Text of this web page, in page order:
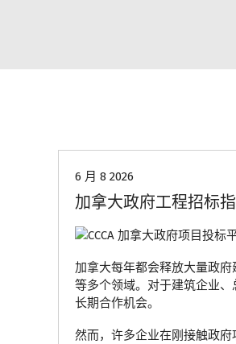
6 月 8 2026
加拿大政府工程招标
加拿大每年都会释放大量政
等多个领域。对于建筑企业
长期合作机会。
然而，许多企业在刚接触政府